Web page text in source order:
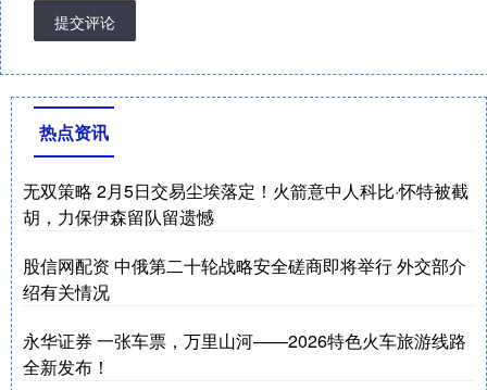
提交评论
热点资讯
无双策略 2月5日交易尘埃落定！火箭意中人科比·怀特被截
胡，力保伊森留队留遗憾
股信网配资 中俄第二十轮战略安全磋商即将举行 外交部介
绍有关情况
永华证券 一张车票，万里山河——2026特色火车旅游线路
全新发布！